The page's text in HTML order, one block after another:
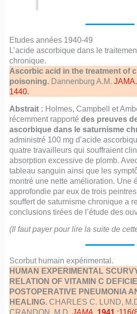
Etudes années 1940-49
L’acide ascorbique dans le
chronique.
Ascorbic acid in the treatment of
poisoning.Dannenburg A.M. JAMA.
1440.
Abstrait : Holmes, Campbell et
récemment rapporté des preuves
ascorbique dans le saturnisme
administré 100 mg d’acide
quatre travailleurs qui souffraient
absorption excessive de plomb.
tableau sanguin ainsi que les
montré une nette amélioration. Une
approfondie par eux de trois
souffert de saturnisme chronique a
conclusions tirées de l’étude des
(Il faut payer pour lire la suite de
Scorbut humain expérimental.
HUMAN EXPERIMENTAL
RELATION OF VITAMIN C
POSTOPERATIVE PNEUMONIA
HEALING.CHARLES C. LUND,
CRANDON, M.D. JAMA. 1941